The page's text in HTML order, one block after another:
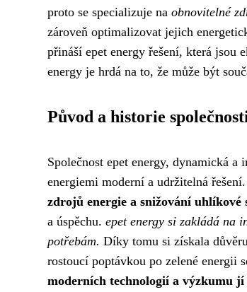
proto se specializuje na obnovitelné
zároveň optimalizovat jejich
přináší epet energy řešení, která jsou
energy je hrdá na to, že může být
Původ a historie
Společnost epet energy, dynamická
energiemi moderní a udržitelná řešení.
zdrojů energie a snižování uhlíkové
a úspěchu. epet energy si zakládá na
potřebám. Díky tomu si získala
rostoucí poptávkou po zelené energii
moderních technologií a výzkumu